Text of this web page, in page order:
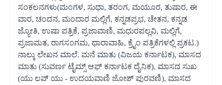
ಸಂಕಲನಗಳು(ಮಂಗಳ, ಸುಧಾ, ತರಂಗ, ಮಯೂರ, ತುಷಾರ, ಈ
ವಾರ, ಚಂದನ, ಮಂದಾರ ಮಲ್ಲಿಗೆ, ಕನ್ನಡಪ್ರಭ, ಚೇತನ, ಕನ್ನಡ
ಜ್ಯೋತಿ, ಉಷಾ ಪತ್ರಿಕೆ, ಪ್ರಜಾವಾಣಿ, ಮಧುರಪಲ್ಲವಿ, ಮಲ್ಲಿಗೆ,
ಪ್ರಜಾಮತ, ರಾಗಸಂಗಮ, ಧಾರಾವಾಹಿ, ಕ್ರೈಂ ಪತ್ರಿಕೆಗಳಲ್ಲಿ ಪ್ರಕಟ.)
ನಾಲ್ಕು ಲೇಖನ ಮಾಲೆ. ಮನೆ ಮಾತು (ವಿಜಯ ಕರ್ನಾಟಕ), ಮಾಸದ
ಮಾತು (ಸುವರ್ಣ ಟೈಮ್ಸ್ ಆಫ್ ಕರ್ನಾಟಕ ದೈನಿಕ), ಮಾಸದ ಸುಖ
(ಯು ಲವ್ ಯು - ಉದಯವಾಣಿ ಜೋಶ್ ಪುರವಣಿ), ಮಾಸದ